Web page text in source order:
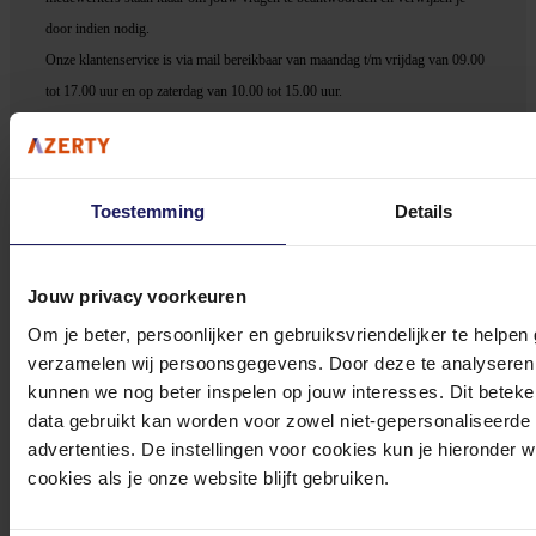
Toestemming Details
Jouw privacy voorkeuren
Om je beter, persoonlijker en gebruiksvriendelijker te
verzamelen wij persoonsgegevens. Door deze te
kunnen we nog beter inspelen op jouw interesses. Dit
data gebruikt kan worden voor zowel niet-
advertenties. De instellingen voor cookies kun je hieronder
cookies als je onze website blijft gebruiken.
door indien nodig.
Onze klantenservice is via mail bereikbaar van maandag t/m vrijdag van 09.00
tot 17.00 uur en op zaterdag van 10.00 tot 15.00 uur.
0572 328 120